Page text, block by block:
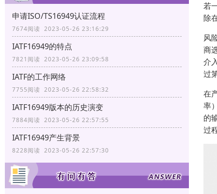
申请ISO/TS16949认证流程
7674阅读 2023-05-26 23:16:29
IATF16949的特点
7821阅读 2023-05-26 23:09:58
IATF的工作网络
7755阅读 2023-05-26 22:58:32
IATF16949版本的历史演变
7884阅读 2023-05-26 22:57:55
IATF16949产生背景
8228阅读 2023-05-26 22:57:30
若
除
风
商
介
过
在
率
的
过